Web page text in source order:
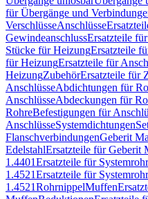
für Übergänge und
VerschlüsseAnschlüsse
GewindeanschlussErsatzteile
Stücke für HeizungErsatzteile
für HeizungErsatzteile für
HeizungZubehörErsatzteile für
AnschlüsseAbdichtungen für
AnschlüsseAbdeckungen für
RohreBefestigungen für
AnschlüsseSystemdichtungen
FlanschverbindungenGeberit
EdelstahlErsatzteile für Geberit
1.4401Ersatzteile für
1.4521Ersatzteile für
1.4521RohrnippelMuffen